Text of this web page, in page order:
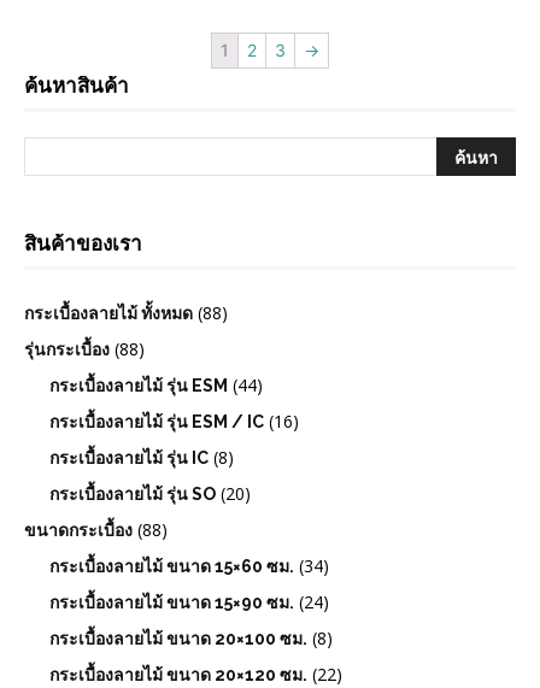
1 2 3 →
ค้นหาสินค้า
สินค้าของเรา
กระเบื้องลายไม้ ทั้งหมด (88)
รุ่นกระเบื้อง (88)
กระเบื้องลายไม้ รุ่น ESM (44)
กระเบื้องลายไม้ รุ่น ESM / IC (16)
กระเบื้องลายไม้ รุ่น IC (8)
กระเบื้องลายไม้ รุ่น SO (20)
ขนาดกระเบื้อง (88)
กระเบื้องลายไม้ ขนาด 15×60 ซม. (34)
กระเบื้องลายไม้ ขนาด 15×90 ซม. (24)
กระเบื้องลายไม้ ขนาด 20×100 ซม. (8)
กระเบื้องลายไม้ ขนาด 20×120 ซม. (22)